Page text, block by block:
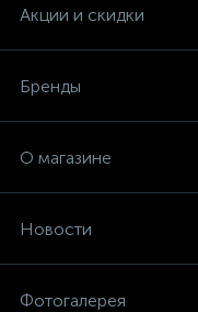
Акции и скидки
Бренды
О магазине
Новости
Фотогалерея